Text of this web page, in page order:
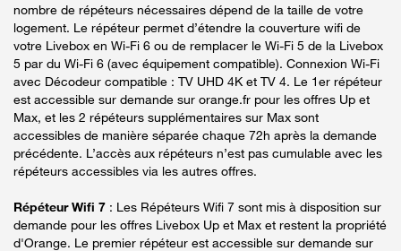
nombre de répéteurs nécessaires dépend de la taille de votre
logement. Le répéteur permet d’étendre la couverture wifi de
votre Livebox en Wi-Fi 6 ou de remplacer le Wi-Fi 5 de la Livebox
5 par du Wi-Fi 6 (avec équipement compatible). Connexion Wi-Fi
avec Décodeur compatible : TV UHD 4K et TV 4. Le 1er répéteur
est accessible sur demande sur orange.fr pour les offres Up et
Max, et les 2 répéteurs supplémentaires sur Max sont
accessibles de manière séparée chaque 72h après la demande
précédente. L’accès aux répéteurs n’est pas cumulable avec les
répéteurs accessibles via les autres offres.
Répéteur Wifi 7 : Les Répéteurs Wifi 7 sont mis à disposition sur
demande pour les offres Livebox Up et Max et restent la propriété
d'Orange. Le premier répéteur est accessible sur demande sur